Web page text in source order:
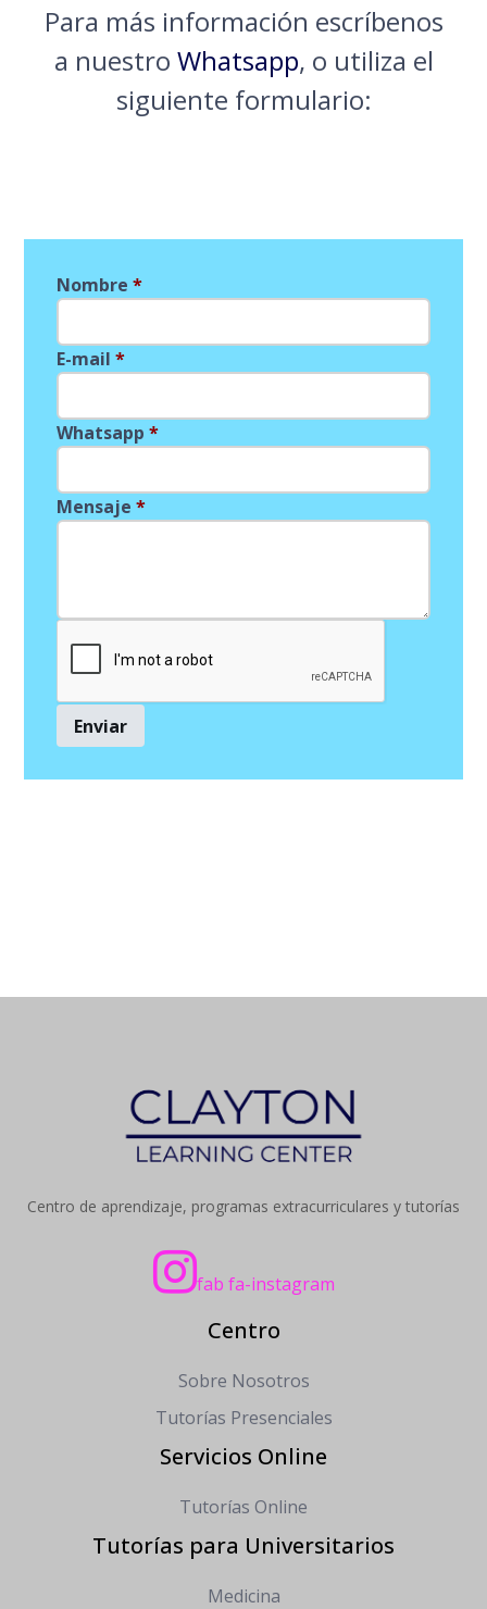
Para más información escríbenos
a nuestro Whatsapp, o utiliza el
siguiente formulario:
Nombre *
E-mail *
Whatsapp *
Mensaje *
Enviar
Centro de aprendizaje, programas extracurriculares y tutorías
fab fa-instagram
Centro
Sobre Nosotros
Tutorías Presenciales
Servicios Online
Tutorías Online
Tutorías para Universitarios
Medicina